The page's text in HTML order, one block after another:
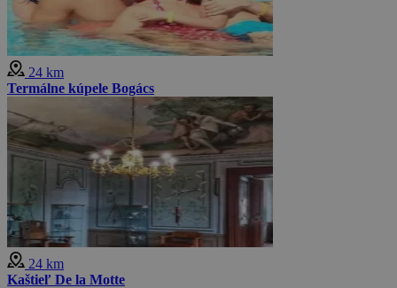
24 km
Termálne kúpele Bogács
24 km
Kaštieľ De la Motte